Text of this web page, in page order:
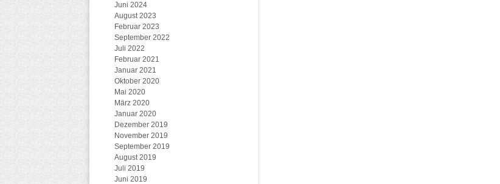
Juni 2024
August 2023
Februar 2023
September 2022
Juli 2022
Februar 2021
Januar 2021
Oktober 2020
Mai 2020
März 2020
Januar 2020
Dezember 2019
November 2019
September 2019
August 2019
Juli 2019
Juni 2019